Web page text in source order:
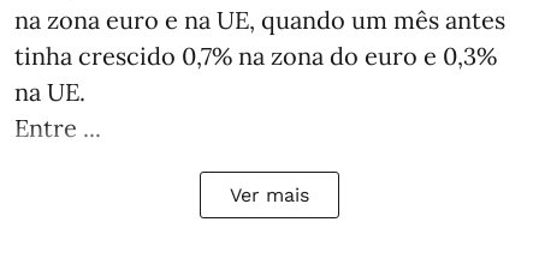
na zona euro e na UE, quando um mês antes
tinha crescido 0,7% na zona do euro e 0,3%
na UE.
Entre ...
Ver mais